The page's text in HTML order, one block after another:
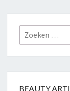
Zoeken
naar:
BEAUTY